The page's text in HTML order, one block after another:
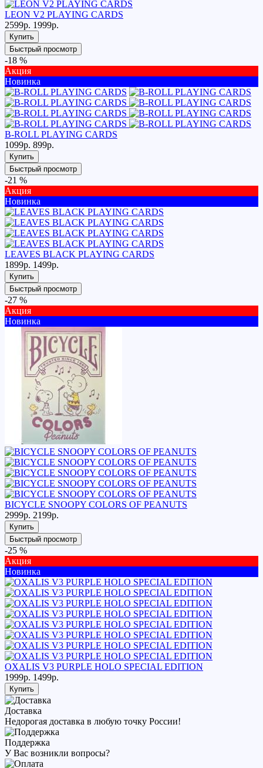
LEON V2 PLAYING CARDS
2599р. 1999р.
Купить
Быстрый просмотр
-18 %
Акция
Новинка
B-ROLL PLAYING CARDS
1099р. 899р.
Купить
Быстрый просмотр
-21 %
Акция
Новинка
LEAVES BLACK PLAYING CARDS
1899р. 1499р.
Купить
Быстрый просмотр
-27 %
Акция
Новинка
BICYCLE SNOOPY COLORS OF PEANUTS
2999р. 2199р.
Купить
Быстрый просмотр
-25 %
Акция
Новинка
OXALIS V3 PURPLE HOLO SPECIAL EDITION
1999р. 1499р.
Купить
Доставка
Недорогая доставка в любую точку России!
Поддержка
У Вас возникли вопросы?